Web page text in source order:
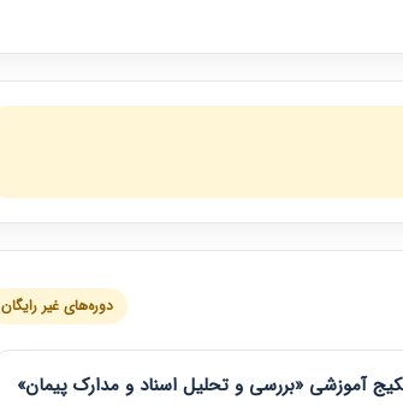
دوره‌های غیر رایگان
آموزشی «بررسی و تحلیل اسناد و مدارک پیمان»